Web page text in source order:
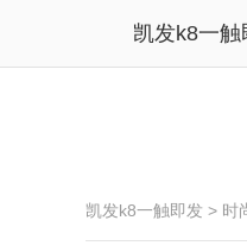
凯发k8一触
凯发k8一触即发 > 时